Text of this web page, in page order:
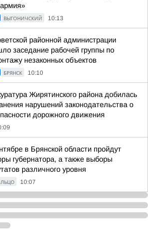
ВЫГОНИЧСКИЙ 10:13
районной администрации
заседание рабочей группы по
незаконных объектов
БРЯНСК 10:10
Жирятинского района добилась
нарушений законодательства о
дорожного движения
в Брянской области пройдут
губернатора, а также выборы
различного уровня
10:07